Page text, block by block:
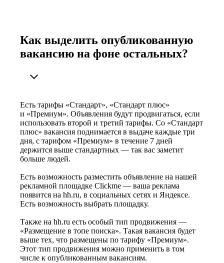
Как выделить опубликованную
вакансию на фоне остальных?
Есть тарифы «Стандарт», «Стандарт плюс»
и «Премиум». Объявления будут продвигаться, если
использовать второй и третий тарифы. Со «Стандарт
плюс» вакансия поднимается в выдаче каждые три
дня, с тарифом «Премиум» в течение 7 дней
держится выше стандартных — так вас заметит
больше людей.
Есть возможность разместить объявление на нашей
рекламной площадке Clickme — ваша реклама
появится на hh.ru, в социальных сетях и Яндексе.
Есть возможность выбрать площадку.
Также на hh.ru есть особый тип продвижения —
«Размещение в топе поиска». Такая вакансия будет
выше тех, что размещены по тарифу «Премиум».
Этот тип продвижения можно применить в том
числе к опубликованным вакансиям.